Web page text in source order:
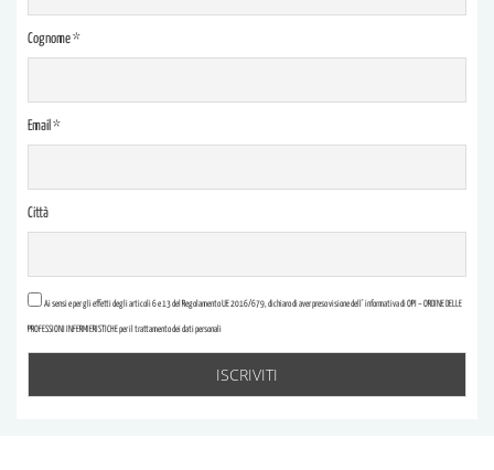
Cognome *
Email *
Città
Ai sensi e per gli effetti degli articoli 6 e 13 del Regolamento UE 2016/679, dichiaro di aver preso visione dell’ informativa di OPI – ORDINE DELLE
PROFESSIONI INFERMIERISTICHE per il trattamento dei dati personali